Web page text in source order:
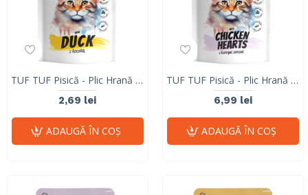
TUF TUF Pisică - Plic Hrană Umedă cu Rață (Fără Cereale) 100g
2,69 lei
ADAUGĂ ÎN COŞ
TUF TUF Pisică - Plic Hrană Umedă cu Inimi de Pui (Fără Cereale) 300g
6,99 lei
ADAUGĂ ÎN COŞ